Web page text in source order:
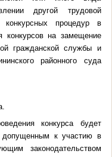
другой трудовой
процедур в
конкурсов на замещение
гражданской службы и
районного суда
.
конкурса будет
допущенным к участию в
законодательством